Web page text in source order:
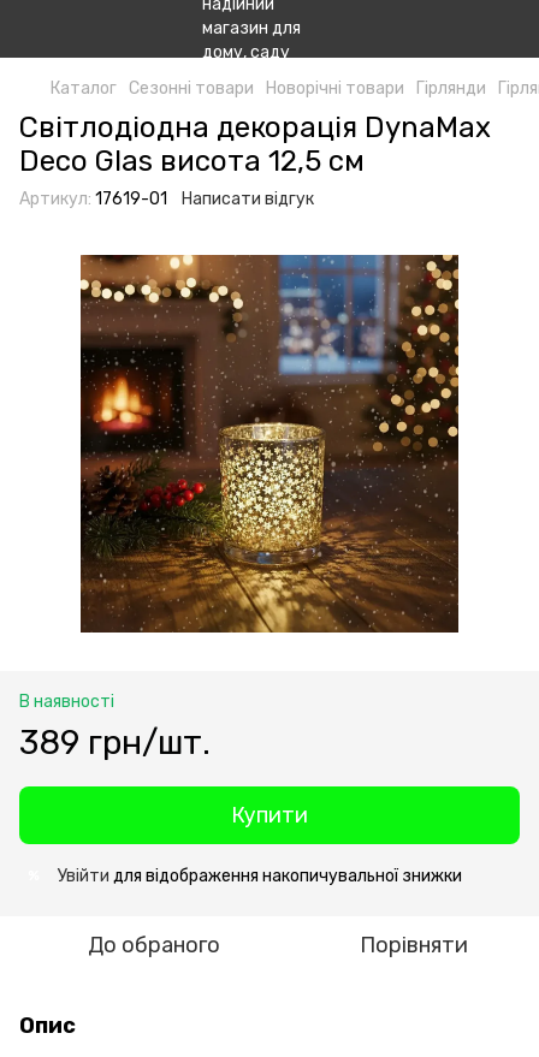
Каталог Сезонні товари Новорічні товари Гірлянди
Світлодіодна декорація DynaMax
Deco Glas висота 12,5 см
Артикул: 17619-01 Написати відгук
В наявності
389 грн/шт.
Купити
Увійти для відображення накопичувальної знижки
До обраного Порівняти
Опис